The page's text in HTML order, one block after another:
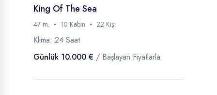
King Of The Sea
47 m. 10 Kabin 22 Kişi
Klima: 24 Saat
Günlük 10.000 € / Başlayan Fiyatlarla